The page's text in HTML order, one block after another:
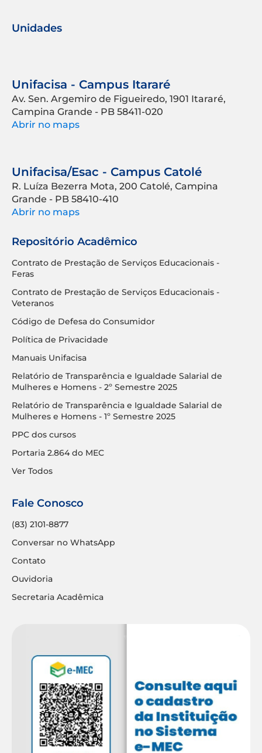
Unidades
Unifacisa - Campus Itararé
Av. Sen. Argemiro de Figueiredo, 1901 Itararé,
Campina Grande - PB 58411-020
Abrir no maps
Unifacisa/Esac - Campus Catolé
R. Luíza Bezerra Mota, 200 Catolé, Campina
Grande - PB 58410-410
Abrir no maps
Repositório Acadêmico
Contrato de Prestação de Serviços Educacionais -
Feras
Contrato de Prestação de Serviços Educacionais -
Veteranos
Código de Defesa do Consumidor
Política de Privacidade
Manuais Unifacisa
Relatório de Transparência e Igualdade Salarial de
Mulheres e Homens - 2º Semestre 2025
Relatório de Transparência e Igualdade Salarial de
Mulheres e Homens - 1º Semestre 2025
PPC dos cursos
Portaria 2.864 do MEC
Ver Todos
Fale Conosco
(83) 2101-8877
Conversar no WhatsApp
Contato
Ouvidoria
Secretaria Acadêmica